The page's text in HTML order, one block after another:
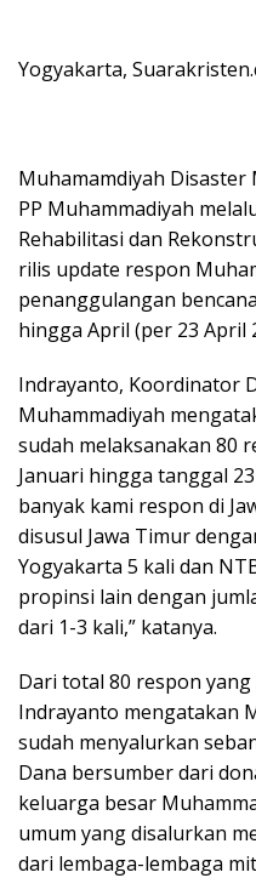
Yogyakarta,
Muhamamdiyah Disaster
PP Muhammadiyah
Rehabilitasi dan
rilis update respon
penanggulangan
hingga April (per 23 April
Indrayanto, Koordinator
Muhammadiyah
sudah melaksanakan 80
Januari hingga tanggal
banyak kami respon di
disusul Jawa Timur
Yogyakarta 5 kali dan
propinsi lain dengan
dari 1-3 kali,” katanya.
Dari total 80 respon
Indrayanto mengatakan
sudah menyalurkan
Dana bersumber dari
keluarga besar
umum yang disalurkan
dari lembaga-lembaga